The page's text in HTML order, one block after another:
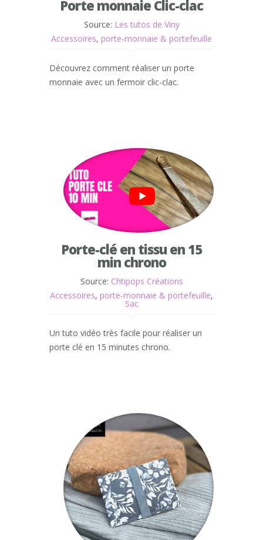
Porte monnaie Clic-clac
Source: Les tutos de Viny
Accessoires, porte-monnaie & portefeuille
Découvrez comment réaliser un porte
monnaie avec un fermoir clic-clac.
Porte-clé en tissu en 15
min chrono
Source: Chtipops Créations
Accessoires, porte-monnaie & portefeuille,
Sac
Un tuto vidéo très facile pour réaliser un
porte clé en 15 minutes chrono.